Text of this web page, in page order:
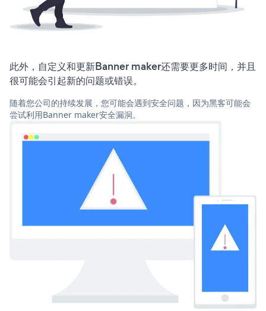
此外，自定义和更新Banner maker还需要更多时间，并且
很可能会引起新的问题或错误。
随着您公司的持续发展，您可能会遇到安全问题，因为黑客可能会
尝试利用Banner maker安全漏洞。